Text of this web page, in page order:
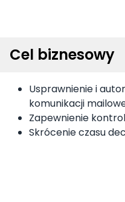
Cel biznesowy
Usprawnienie i
komunikacji
Zapewnienie
Skrócenie czasu